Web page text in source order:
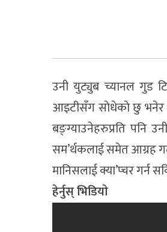
उनी युट्युब च्यानल गुड
आइटीसँग साेधेकाे छु भनेर
बङ्ग्याउनेहरुप्रति पनि
सम’र्थकलाई समेत आग्रह
मानिसलाई क्या’प्चर गर्न
हेर्नुस् भिडियाे